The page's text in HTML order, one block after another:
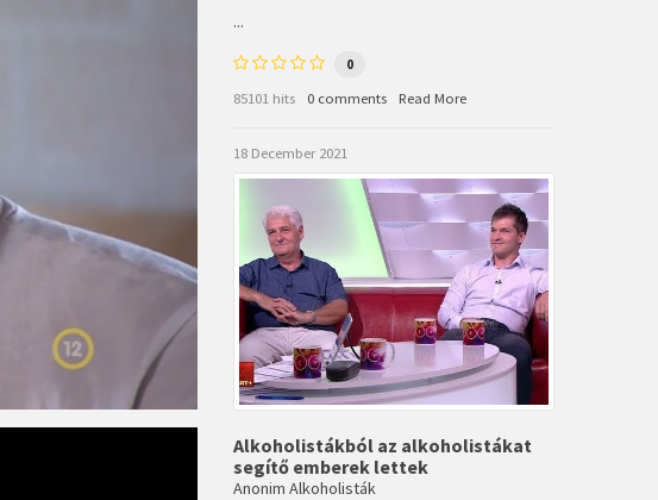
...
0
85101 hits 0 comments Read More
18 December 2021
Alkoholistákból az alkoholistákat
segítő emberek lettek
Anonim Alkoholisták